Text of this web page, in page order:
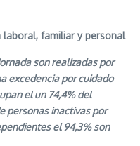
laboral, familiar y personal
son realizadas por
excedencia por cuidado
el un 74,4% del
personas inactivas por
el 94,3% son